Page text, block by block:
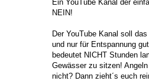
​Ein YouTube Kanal der
NEIN!
Der YouTube Kanal soll
und nur für Entspannung
bedeutet NICHT Stunden
Gewässer zu sitzen!
nicht? Dann zieht´s euch